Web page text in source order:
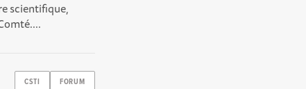
scientifique,
CSTI FORUM